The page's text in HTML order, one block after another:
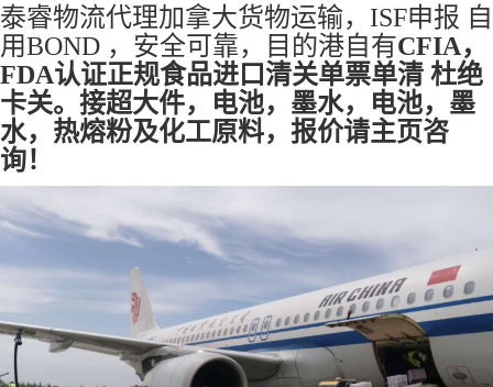
泰睿物流代理加拿大货物运输，ISF申报 自
用BOND ，安全可靠，目的港自有CFIA，
FDA认证正规食品进口清关单票单清 杜绝
卡关。接超大件，电池，墨水，电池，墨
水，热熔粉及化工原料，报价请主页咨
询！